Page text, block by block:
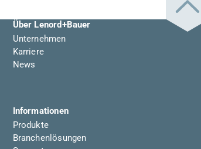
Über Lenord+Bauer
Unternehmen
Karriere
News
Informationen
Produkte
Branchenlösungen